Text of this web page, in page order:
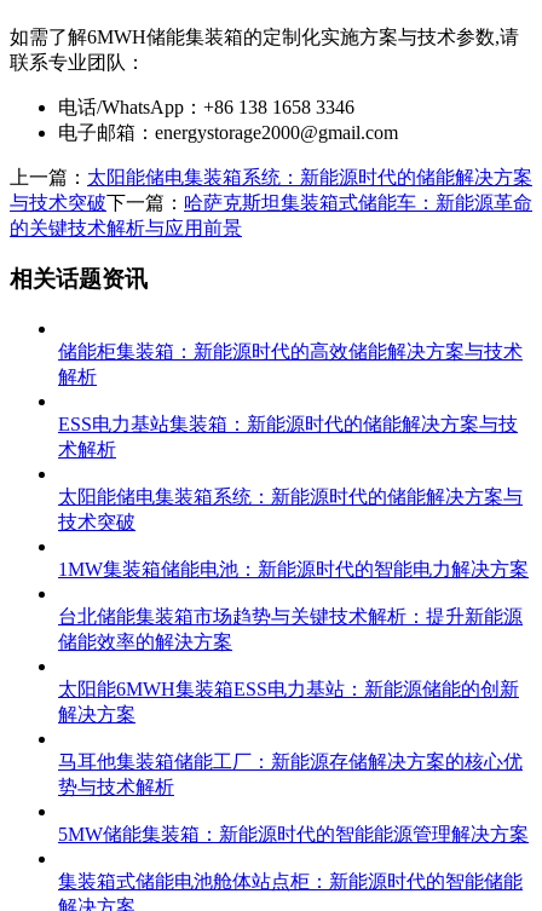
如需了解6MWH储能集装箱的定制化实施方案与技术参数,请
联系专业团队：
电话/WhatsApp：+86 138 1658 3346
电子邮箱： energystorage2000@gmail.com
上一篇： 太阳能储电集装箱系统：新能源时代的储能解决方案
与技术突破下一篇： 哈萨克斯坦集装箱式储能车：新能源革命
的关键技术解析与应用前景
相关话题资讯
储能柜集装箱：新能源时代的高效储能解决方案与技术
解析
ESS电力基站集装箱：新能源时代的储能解决方案与技
术解析
太阳能储电集装箱系统：新能源时代的储能解决方案与
技术突破
1MW集装箱储能电池：新能源时代的智能电力解决方案
台北储能集装箱市场趋势与关键技术解析：提升新能源
储能效率的解決方案
太阳能6MWH集装箱ESS电力基站：新能源储能的创新
解决方案
马耳他集装箱储能工厂：新能源存储解决方案的核心优
势与技术解析
5MW储能集装箱：新能源时代的智能能源管理解决方案
集装箱式储能电池舱体站点柜：新能源时代的智能储能
解决方案